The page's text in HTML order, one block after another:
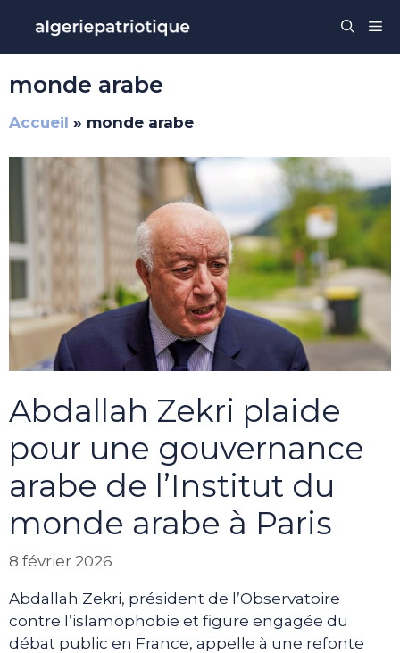
contenu
monde arabe
Accueil » monde arabe
Abdallah Zekri plaide
pour une gouvernance
arabe de l’Institut du
monde arabe à Paris
8 février 2026
Abdallah Zekri, président de l’Observatoire
contre l’islamophobie et figure engagée du
débat public en France, appelle à une refonte